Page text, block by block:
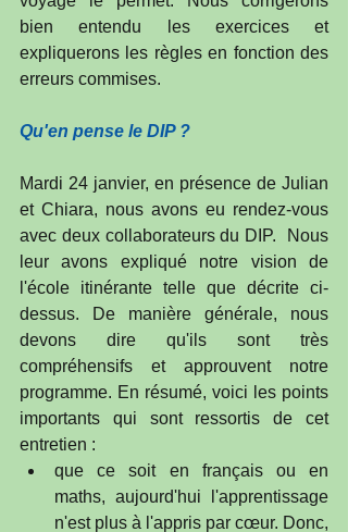
bien entendu les exercices et
expliquerons les règles en fonction des
erreurs commises.
Qu'en pense le DIP ?
Mardi 24 janvier, en présence de Julian
et Chiara, nous avons eu rendez-vous
avec deux collaborateurs du DIP.  Nous
leur avons expliqué notre vision de
l'école itinérante telle que décrite ci-
dessus. De manière générale, nous
devons dire qu'ils sont très
compréhensifs et approuvent notre
programme. En résumé, voici les points
importants qui sont ressortis de cet
entretien :
que ce soit en français ou en
maths, aujourd'hui l'apprentissage
n'est plus à l'appris par cœur. Donc,